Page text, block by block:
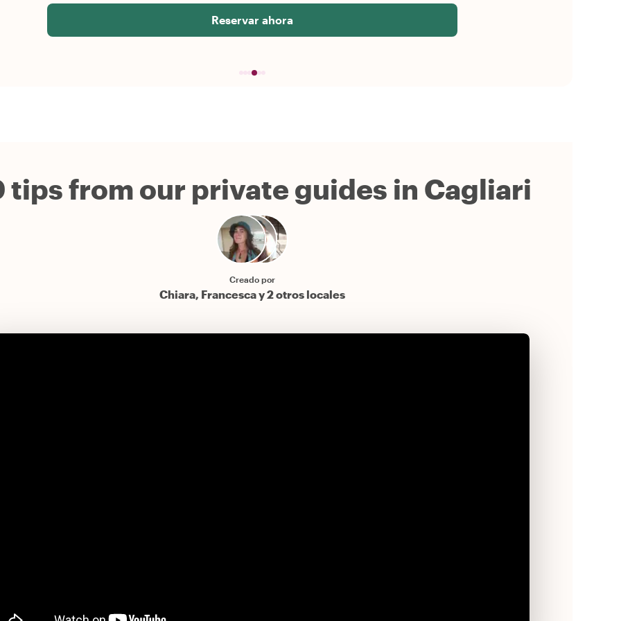
Reservar ahora
tips from our private guides in Cagliari
Creado por
Chiara, Francesca y 2 otros locales